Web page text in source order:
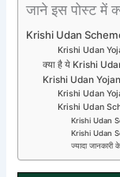
जाने इस पोस्ट में
Krishi Udan
Krishi Udan
क्या है ये Krishi
Krishi Udan
Krishi Udan
Krishi Udan
Krishi Udan
Krishi Udan
ज्यादा